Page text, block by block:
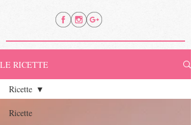
LE RICETTE
Ricette
Ricette